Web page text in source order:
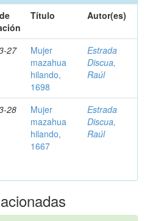
Título Autor(es)
27
Mujer
mazahua
hilando,
1698
Estrada
Discua,
Raúl
28
Mujer
mazahua
hilando,
1667
Estrada
Discua,
Raúl